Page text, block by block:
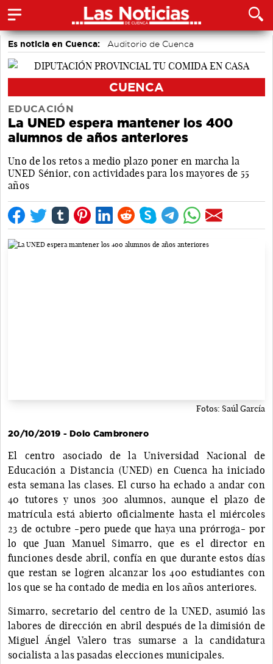
Es noticia en Cuenca: Auditorio de Cuenca
CUENCA
EDUCACIÓN
La UNED espera mantener los 400
alumnos de años anteriores
Uno de los retos a medio plazo poner en marcha la
UNED Sénior, con actividades para los mayores de 55
años
Fotos: Saúl García
20/10/2019 - Dolo Cambronero
El centro asociado de la Universidad Nacional de
Educación a Distancia (UNED) en Cuenca ha iniciado
esta semana las clases. El curso ha echado a andar con
40 tutores y unos 300 alumnos, aunque el plazo de
matrícula está abierto oficialmente hasta el miércoles
23 de octubre -pero puede que haya una prórroga- por
lo que Juan Manuel Simarro, que es el director en
funciones desde abril, confía en que durante estos días
que restan se logren alcanzar los 400 estudiantes con
los que se ha contado de media en los años anteriores.
Simarro, secretario del centro de la UNED, asumió las
labores de dirección en abril después de la dimisión de
Miguel Ángel Valero tras sumarse a la candidatura
socialista a las pasadas elecciones municipales.